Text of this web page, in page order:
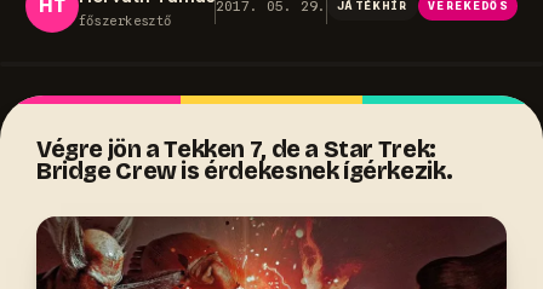
HT
főszerkesztő
2017. 05. 29. JÁTÉKHÍR VEREKEDŐS
Végre jön a Tekken 7, de a Star Trek:
Bridge Crew is érdekesnek ígérkezik.